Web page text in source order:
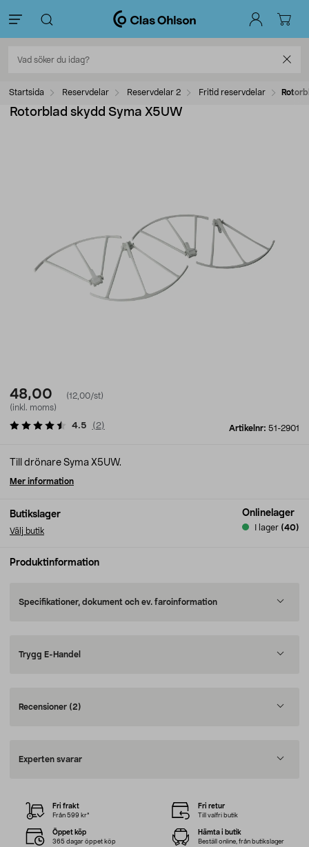
Startsida Reservdelar Reservdelar 2 Fritid reservdelar
Rotorblad skydd Syma X5UW
48,00
(12,00/st)
(inkl. moms)
Artikelnr: 51-2901
4.5 ( 2)
Butikslager
Välj butik
Onlinelager
I lager (40)
Till drönare Syma X5UW.
Mer information
Produktinformation
Specifikationer, dokument och ev. faroinformation
Trygg E-Handel
Recensioner (2)
Experten svarar
Fri frakt
Från 599 kr*
Fri retur
Till valfri butik
Öppet köp
365 dagar öppet köp
Hämta i butik
Beställ online, från butikslager